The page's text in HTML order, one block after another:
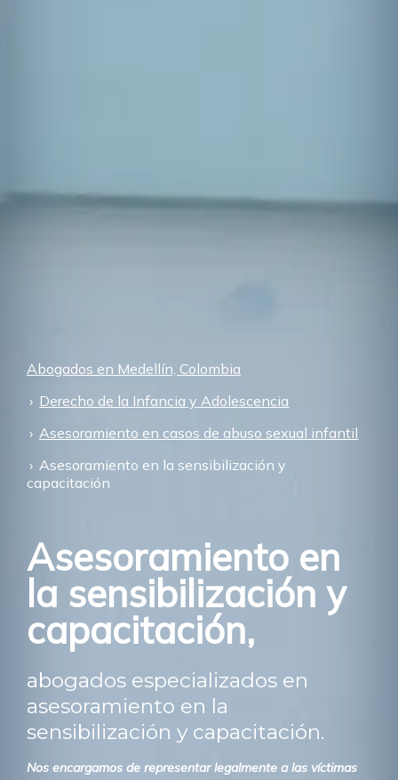
Abogados en Medellín, Colombia
Derecho de la Infancia y Adolescencia
Asesoramiento en casos de abuso sexual infantil
Asesoramiento en la sensibilización y
capacitación
Asesoramiento en
la sensibilización y
capacitación,
abogados especializados en
asesoramiento en la
sensibilización y capacitación.
Nos encargamos de representar legalmente a las víctimas